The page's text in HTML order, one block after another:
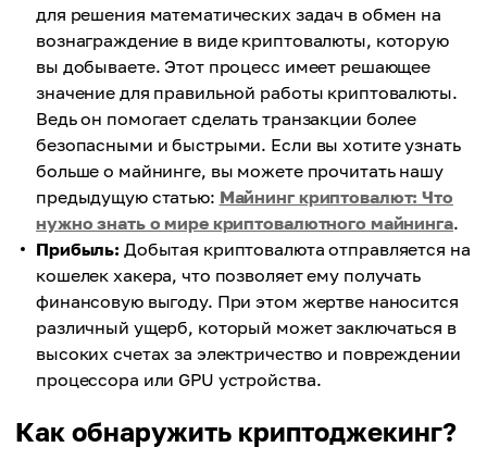
для решения математических задач в обмен на
вознаграждение в виде криптовалюты, которую
вы добываете. Этот процесс имеет решающее
значение для правильной работы криптовалюты.
Ведь он помогает сделать транзакции более
безопасными и быстрыми. Если вы хотите узнать
больше о майнинге, вы можете прочитать нашу
предыдущую статью: Майнинг криптовалют: Что
нужно знать о мире криптовалютного майнинга.
Прибыль: Добытая криптовалюта отправляется на
кошелек хакера, что позволяет ему получать
финансовую выгоду. При этом жертве наносится
различный ущерб, который может заключаться в
высоких счетах за электричество и повреждении
процессора или GPU устройства.
Как обнаружить криптоджекинг?